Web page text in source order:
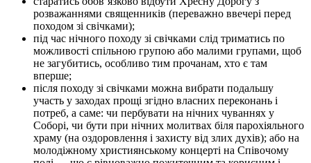
розважаннями священників (переважно ввечері перед
походом зі свічками);
під час нічного походу зі свічками слід триматись по
можливості спільною групою або малими групами, щоб
не загубитись, особливо тим прочанам, хто є там
вперше;
після походу зі свічками можна вибрати подальшу
участь у заходах прощі згідно власних переконань і
потреб, а саме: чи пербувати на нічних чуваннях у
Соборі, чи бути при нічних молитвах біля парохіяльного
храму (на оздоровлення і захисту від злих духів); або на
молодіжному християнському концерті на Співочому